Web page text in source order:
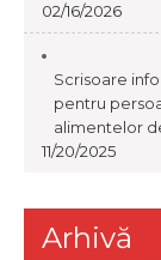
02/16/2026
Scrisoare
pentru
alimentelor
11/20/2025
Arhivă